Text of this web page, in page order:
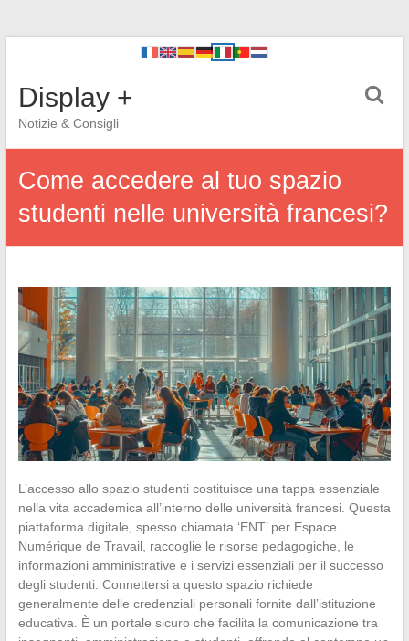
Display +
Notizie & Consigli
Come accedere al tuo spazio
studenti nelle università francesi?
L’accesso allo spazio studenti costituisce una tappa essenziale
nella vita accademica all’interno delle università francesi. Questa
piattaforma digitale, spesso chiamata ‘ENT’ per Espace
Numérique de Travail, raccoglie le risorse pedagogiche, le
informazioni amministrative e i servizi essenziali per il successo
degli studenti. Connettersi a questo spazio richiede
generalmente delle credenziali personali fornite dall’istituzione
educativa. È un portale sicuro che facilita la comunicazione tra